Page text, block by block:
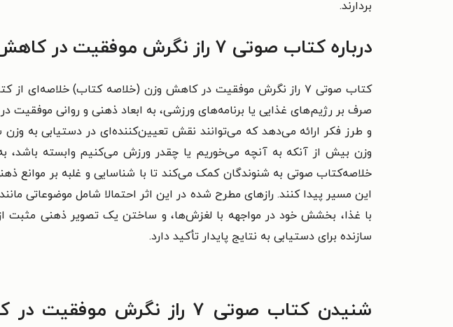
بردارند.
درباره کتاب صوتی ۷ راز نگرش موفقیت در کاهش وزن (خلاصه کتاب)
کتاب صوتی ۷ راز نگرش موفقیت در کاهش وزن (خلاصه کتاب) خلاصه‌ای از کتاب «۷ راز نگرش موفقیت در کاهش وزن» است.
صرف بر رژیم‌های غذایی یا برنامه‌های ورزشی، به ابعاد ذهنی و روانی
و طرز فکر ارائه می‌دهد که می‌توانند نقش تعیین‌کننده‌ای در دستیابی به
وزن بیش از آنکه به آنچه می‌خوریم یا چقدر ورزش می‌کنیم وابسته باشد،
خلاصه‌کتاب صوتی به شنوندگان کمک می‌کند تا با شناسایی و غلبه بر
این مسیر پیدا کنند. رازهای مطرح شده در این اثر احتمالا شامل موضوعاتی
با غذا، بخشش خود در مواجهه با لغزش‌ها، و ساختن یک تصویر ذهنی مثبت
سازنده برای دستیابی به نتایج پایدار تأکید دارد.
شنیدن کتاب صوتی ۷ راز